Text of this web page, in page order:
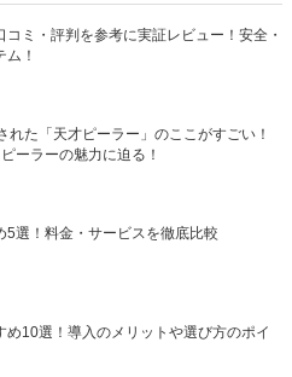
コミ・評判を参考に実証レビュー！安全・
！
れた「天才ピーラー」のここがすごい！
ーラーの魅力に迫る！
5選！料金・サービスを徹底比較
め10選！導入のメリットや選び方のポイ